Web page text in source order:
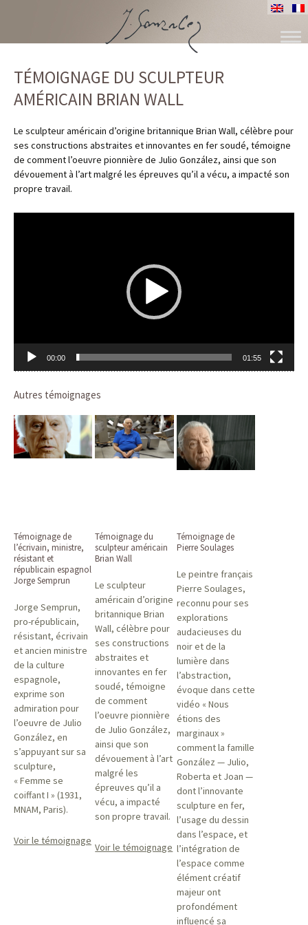
CONTENU
TÉMOIGNAGE DU SCULPTEUR
AMÉRICAIN BRIAN WALL
Le sculpteur américain d’origine britannique Brian Wall, célèbre pour
ses constructions abstraites et innovantes en fer soudé, témoigne
de comment l’oeuvre pionnière de Julio González, ainsi que son
dévouement à l’art malgré les épreuves qu’il a vécu, a impacté son
propre travail.
00:00 01:55
Autres témoignages
Témoignage de
l’écrivain, ministre,
résistant et
républicain espagnol
Jorge Semprun
Jorge Semprun,
pro-républicain,
résistant, écrivain
et ancien ministre
de la culture
espagnole,
exprime son
admiration pour
l’oeuvre de Julio
González, en
s’appuyant sur sa
sculpture,
« Femme se
coiffant I » (1931,
MNAM, Paris).
Voir le témoignage
Témoignage du
sculpteur américain
Brian Wall
Le sculpteur
américain d’origine
britannique Brian
Wall, célèbre pour
ses constructions
abstraites et
innovantes en fer
soudé, témoigne
de comment
l’oeuvre pionnière
de Julio González,
ainsi que son
dévouement à l’art
malgré les
épreuves qu’il a
vécu, a impacté
son propre travail.
Voir le témoignage
Témoignage de
Pierre Soulages
Le peintre français
Pierre Soulages,
reconnu pour ses
explorations
audacieuses du
noir et de la
lumière dans
l’abstraction,
évoque dans cette
vidéo « Nous
étions des
marginaux »
comment la famille
González — Julio,
Roberta et Joan —
dont l’innovante
sculpture en fer,
l’usage du dessin
dans l’espace, et
l’intégration de
l’espace comme
élément créatif
majeur ont
profondément
influencé sa